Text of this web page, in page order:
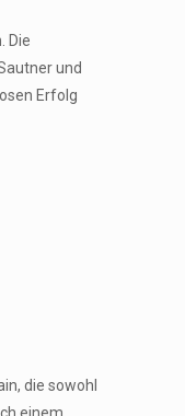
Die
und
Erfolg
die sowohl